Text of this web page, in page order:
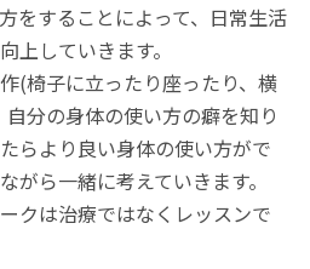
をすることによって、日常生活
上していきます。
(椅子に立ったり座ったり、横
分の身体の使い方の癖を知り
らより良い身体の使い方がで
がら一緒に考えていきます。
クは治療ではなくレッスンで